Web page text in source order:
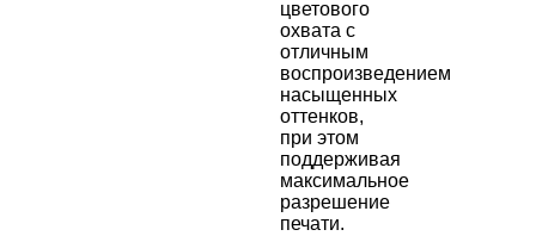
цветового
охвата с
отличным
воспроизведением
насыщенных
оттенков,
при этом
поддерживая
максимальное
разрешение
печати.